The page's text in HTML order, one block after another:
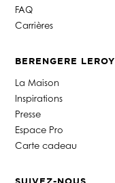
FAQ
Carrières
BERENGERE LEROY
La Maison
Inspirations
Presse
Espace Pro
Carte cadeau